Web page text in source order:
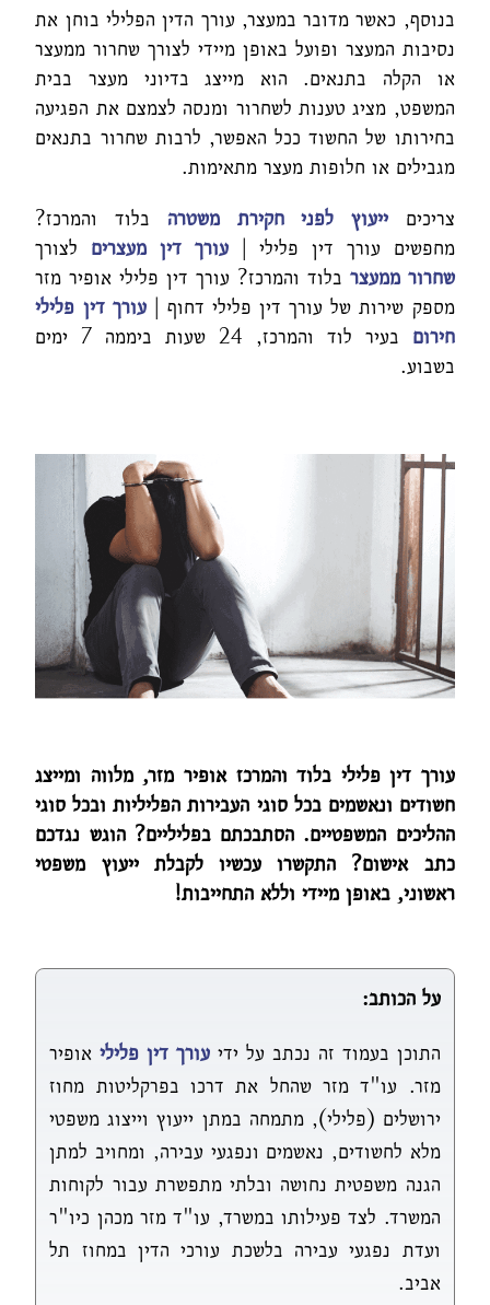
בנוסף, כאשר מדובר במעצר, עורך הדין הפלילי בוחן את
נסיבות המעצר ופועל באופן מיידי לצורך שחרור ממעצר
או הקלה בתנאים. הוא מייצג בדיוני מעצר בבית
המשפט, מציג טענות לשחרור ומנסה לצמצם את הפגיעה
בחירותו של החשוד ככל האפשר, לרבות שחרור בתנאים
מגבילים או חלופות מעצר מתאימות.
צריכיםייעוץ לפני חקירת משטרה בלוד והמרכז?
מחפשים עורך דין פלילי |עורך דין מעצרים לצורך
שחרור ממעצר בלוד והמרכז? עורך דין פלילי אופיר מזר
מספק שירות של עורך דין פלילי דחוף |עורך דין פלילי
חירום
בעיר לוד והמרכז, 24 שעות ביממה 7 ימים
בשבוע.
עורך דין פלילי בלוד והמרכז אופיר מזר, מלווה ומייצג
חשודים ונאשמים בכל סוגי העבירות הפליליות ובכל סוגי
ההליכים המשפטיים. הסתבכתם בפליליים? הוגש נגדכם
כתב אישום? התקשרו עכשיו לקבלת ייעוץ משפטי
ראשוני, באופן מיידי וללא התחייבות!
על הכותב:
התוכן בעמוד זה נכתב על ידי עורך דין פליליאופיר
מזר. עו"ד מזר שהחל את דרכו בפרקליטות מחוז
ירושלים (פלילי), מתמחה במתן ייעוץ וייצוג משפטי
מלא לחשודים, נאשמים ונפגעי עבירה, ומחויב למתן
הגנה משפטית נחושה ובלתי מתפשרת עבור לקוחות
המשרד. לצד פעילותו במשרד, עו"ד מזר מכהן כיו"ר
ועדת נפגעי עבירה בלשכת עורכי הדין במחוז תל
אביב.